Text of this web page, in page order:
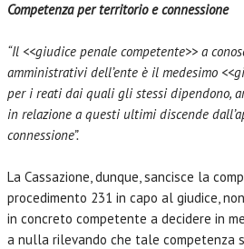
Competenza per territorio e connessione
“Il <<giudice penale competente>> a
amministrativi dell’ente è il medesimo
per i reati dai quali gli stessi dipendono,
in relazione a questi ultimi discende
connessione”.
La Cassazione, dunque, sancisce la
procedimento 231 in capo al giudice,
in concreto competente a decidere in
a nulla rilevando che tale competenza